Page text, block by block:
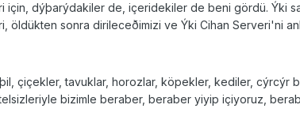
için, dýþarýdakiler de, içeridekiler de beni gördü. Ýki
öldükten sonra dirileceðimizi ve Ýki Cihan Serveri'ni
çiçekler, tavuklar, horozlar, köpekler, kediler,
bizimle beraber, beraber yiyip içiyoruz,